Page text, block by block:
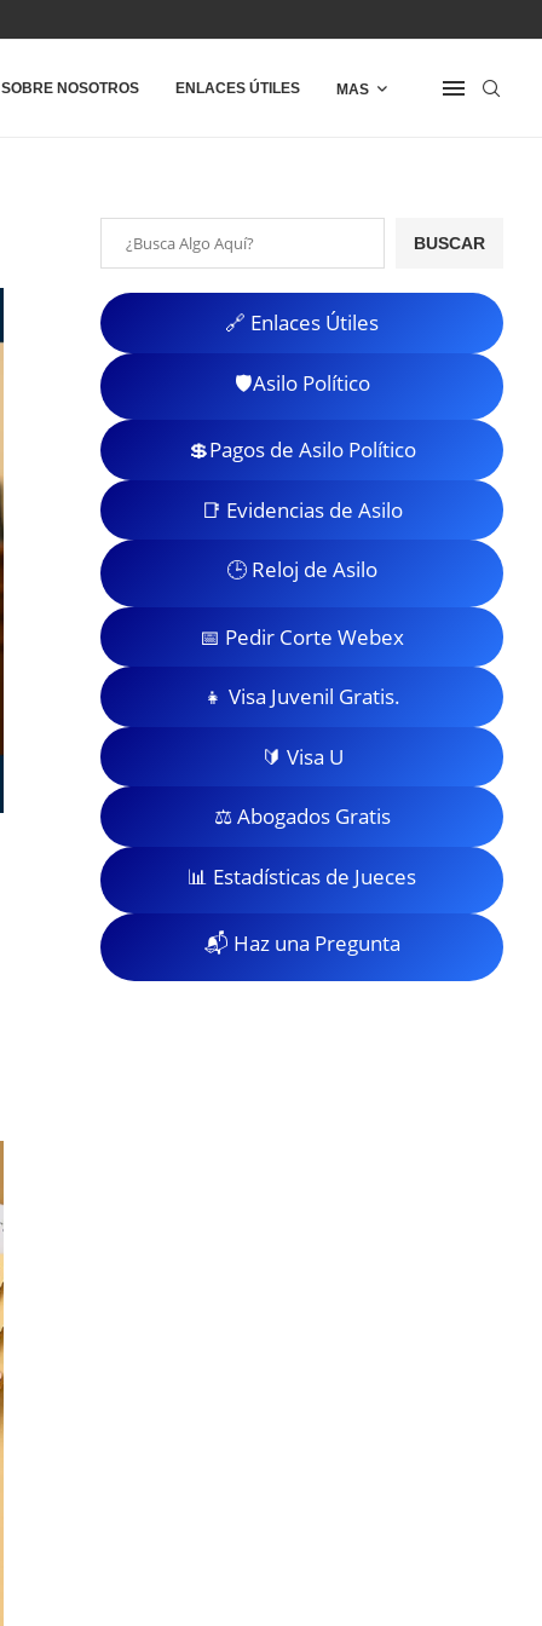
SOBRE NOSOTROS ENLACES ÚTILES MAS
BUSCAR
🔗 Enlaces Útiles
🛡️Asilo Político
💲Pagos de Asilo Político
📑 Evidencias de Asilo
🕒 Reloj de Asilo
📅 Pedir Corte Webex
👧 Visa Juvenil Gratis.
🔰 Visa U
⚖️ Abogados Gratis
📊 Estadísticas de Jueces
📬 Haz una Pregunta